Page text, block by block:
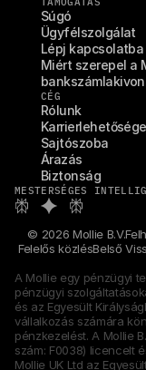
Súgó
Ügyfélszolgálat
Lépj
Miért szerepel a
CÉG
Rólunk
Sajtószoba
Árazás
Biztonság
MESTERSÉGES
© 2026 Mollie B.V.
Felelős közlésBelső
A Mollie egy pénzügyi
pénzügyi
és az Egyesült
vállalkozás számára
pénzkezelést. A Mollie
szám: F0038) licencelt
Mollie UK Ltd az